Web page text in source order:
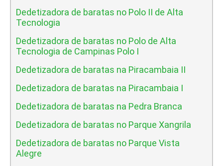
Dedetizadora de baratas no Polo II de Alta
Tecnologia
Dedetizadora de baratas no Polo de Alta
Tecnologia de Campinas Polo I
Dedetizadora de baratas na Piracambaia II
Dedetizadora de baratas na Piracambaia I
Dedetizadora de baratas na Pedra Branca
Dedetizadora de baratas no Parque Xangrila
Dedetizadora de baratas no Parque Vista
Alegre